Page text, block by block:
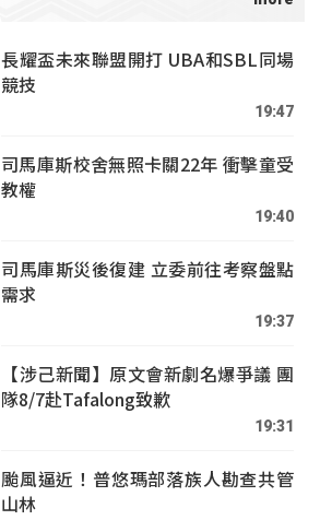
長耀盃未來聯盟開打 UBA和SBL同場
競技
19:47
司馬庫斯校舍無照卡關22年 衝擊童受
教權
19:40
司馬庫斯災後復建 立委前往考察盤點
需求
19:37
【涉己新聞】原文會新劇名爆爭議 團
隊8/7赴Tafalong致歉
19:31
颱風逼近！普悠瑪部落族人勘查共管
山林